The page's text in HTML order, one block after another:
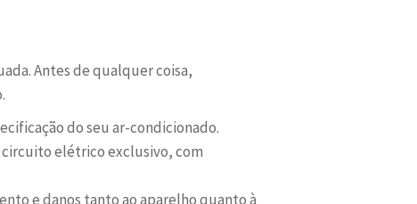
Antes de qualquer coisa,
do seu ar-condicionado.
elétrico exclusivo, com
e danos tanto ao aparelho quanto à